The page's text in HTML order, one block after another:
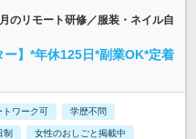
のリモート研修／服装・ネイル自
】*年休125日*副業OK*定着
トワーク可 学歴不問
制 女性のおしごと掲載中